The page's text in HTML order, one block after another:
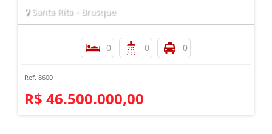
Santa Rita - Brusque
0 0 0
Ref. 8600
R$ 46.500.000,00